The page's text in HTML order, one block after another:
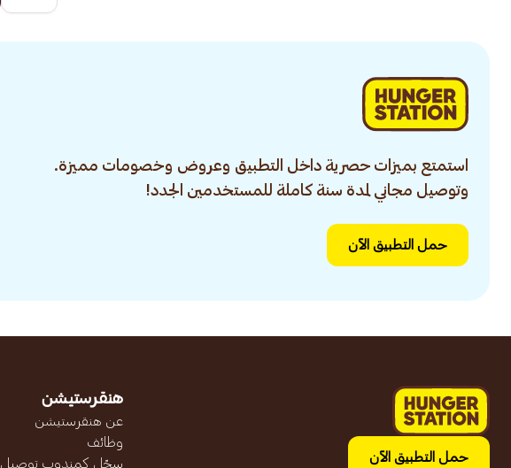
استمتع بميزات حصرية داخل التطبيق وعروض وخصومات مميزة.
وتوصيل مجاني لمدة سنة كاملة للمستخدمين الجدد!
حمل التطبيق الآن
حمل التطبيق الآن
هنقرستيشن
عن هنقرستيشن
وظائف
سجّل كمندوب توصيل